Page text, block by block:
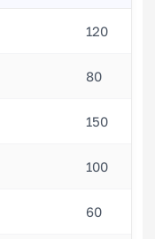
120
80
150
100
60